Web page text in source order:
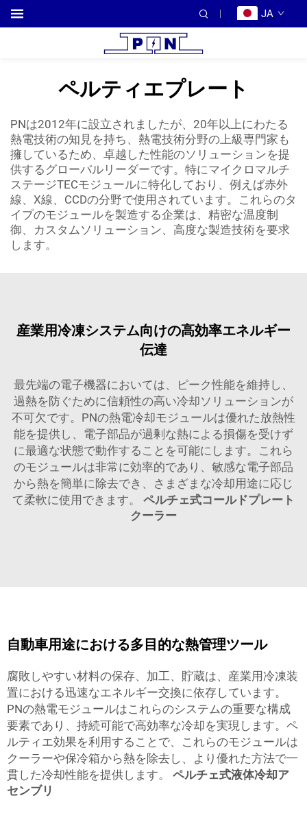
JA
ペルティエプレート
PNは2012年に設立されましたが、20年以上にわたる
熱電技術の知見を持ち、熱電技術分野の上級専門家も
擁しているため、卓越した性能のソリューションを提
供するグローバルリーダーです。特にマイクロマルチ
ステージTECモジュールに特化しており、例えば赤外
線、X線、CCDの分野で使用されています。これらのタ
イプのモジュールを製造する企業は、精密な温度制
御、カスタムソリューション、高度な製造技術を要求
します。
産業用冷凍システム向けの高効率エネルギー
伝達
最先端の電子機器においては、ピーク性能を維持し、
過熱を防ぐために信頼性の高い冷却ソリューションが
不可欠です。PNの熱電冷却モジュールは優れた放熱性
能を提供し、電子部品が過剰な熱による損傷を受けず
に最適な状態で動作することを可能にします。これら
のモジュールは非常に効率的であり、敏感な電子部品
から熱を簡単に除去でき、さまざまな冷却用途に応じ
て柔軟に使用できます。 ペルチェ式コールドプレート
クーラー
自動車用途における多目的な熱管理ツール
腐敗しやすい材料の保存、加工、貯蔵は、産業用冷凍装
置における迅速なエネルギー交換に依存しています。
PNの熱電モジュールはこれらのシステムの重要な構成
要素であり、持続可能で高効率な冷却を実現します。ペ
ルティエ効果を利用することで、これらのモジュールは
クーラーや保冷箱から熱を除去し、より優れた方法で一
貫した冷却性能を提供します。 ペルチェ式液体冷却ア
センブリ